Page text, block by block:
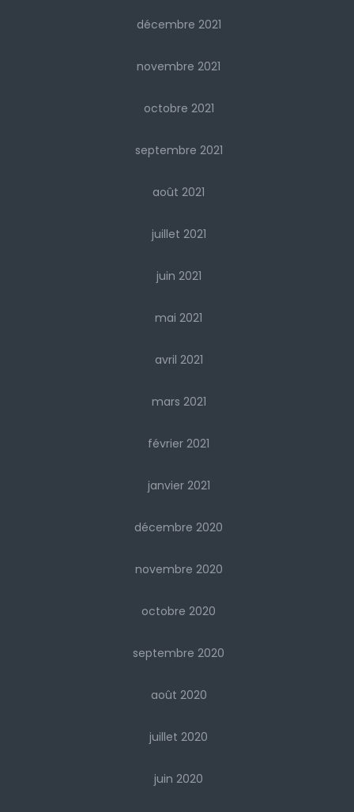
décembre 2021
novembre 2021
octobre 2021
septembre 2021
août 2021
juillet 2021
juin 2021
mai 2021
avril 2021
mars 2021
février 2021
janvier 2021
décembre 2020
novembre 2020
octobre 2020
septembre 2020
août 2020
juillet 2020
juin 2020